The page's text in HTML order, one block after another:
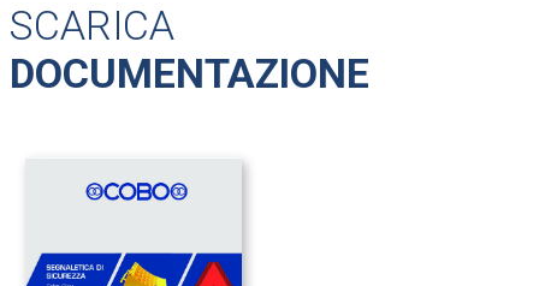
SCARICA
DOCUMENTAZIONE